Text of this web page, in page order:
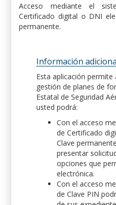
Acceso mediante el
Certificado digital o DNI
permanente.
Información
Esta aplicación
gestión de planes de
Estatal de Seguridad
usted podrá:
Con el acceso
de Certificado
Clave
presentar
opciones que
electrónica.
Con el acceso
de Clave PIN